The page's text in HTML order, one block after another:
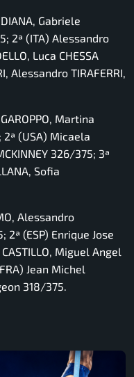
Gabriele
2ª (ITA) Alessandro
Luca CHESSA
Alessandro TIRAFERRI,
Martina
2ª (USA) Micaela
326/375; 3ª
Sofia
Alessandro
2ª (ESP) Enrique Jose
CASTILLO, Miguel Angel
Jean Michel
318/375.